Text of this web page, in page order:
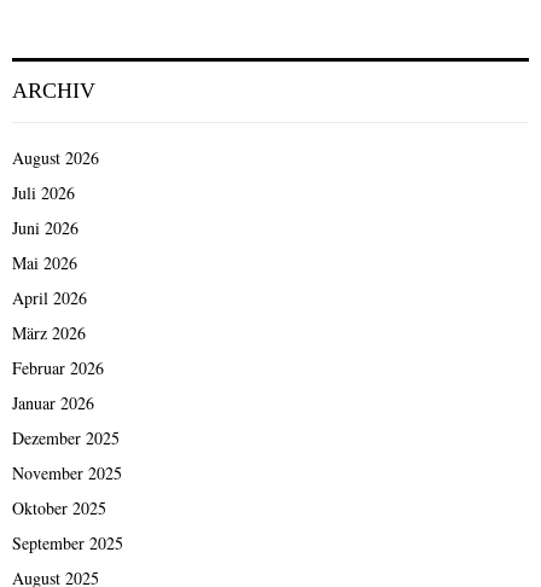
ARCHIV
August 2026
Juli 2026
Juni 2026
Mai 2026
April 2026
März 2026
Februar 2026
Januar 2026
Dezember 2025
November 2025
Oktober 2025
September 2025
August 2025